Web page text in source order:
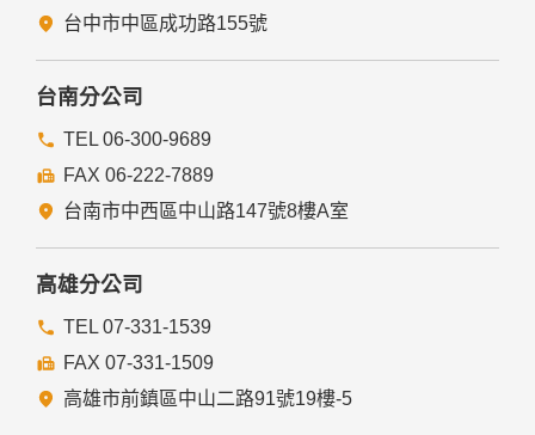
台中市中區成功路155號
台南分公司
TEL 06-300-9689
FAX 06-222-7889
台南市中西區中山路147號8樓A室
高雄分公司
TEL 07-331-1539
FAX 07-331-1509
高雄市前鎮區中山二路91號19樓-5